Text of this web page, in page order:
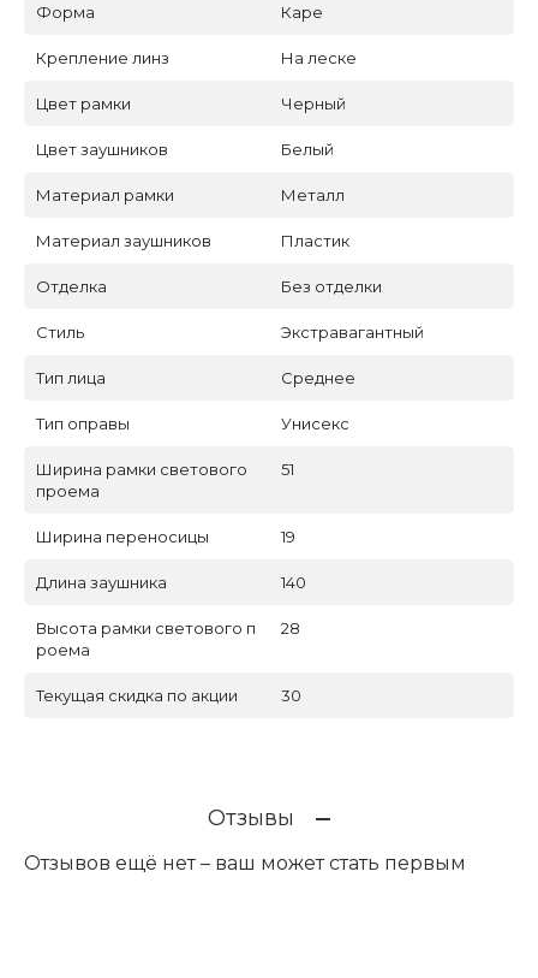
Форма Каре
Крепление линз На леске
Цвет рамки Черный
Цвет заушников Белый
Материал рамки Металл
Материал заушников Пластик
Отделка Без отделки
Стиль Экстравагантный
Тип лица Среднее
Тип оправы Унисекс
Ширина рамки светового
проема
51
Ширина переносицы 19
Длина заушника 140
Высота рамки светового п
роема
28
Текущая скидка по акции 30
Отзывы
Отзывов ещё нет – ваш может стать первым